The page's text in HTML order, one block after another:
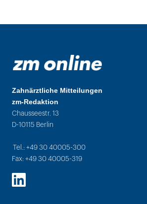
Zahnärztliche Mitteilungen
zm-Redaktion
Chausseestr. 13
D-10115 Berlin
Tel.: +49 30 40005-300
Fax: +49 30 40005-319
LinkedIn